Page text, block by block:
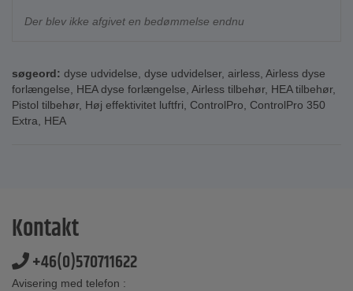
Der blev ikke afgivet en bedømmelse endnu
søgeord: dyse udvidelse, dyse udvidelser, airless, Airless dyse
forlængelse, HEA dyse forlængelse, Airless tilbehør, HEA tilbehør,
Pistol tilbehør, Høj effektivitet luftfri, ControlPro, ControlPro 350
Extra, HEA
Kontakt
+46(0)570711622
Avisering med telefon :